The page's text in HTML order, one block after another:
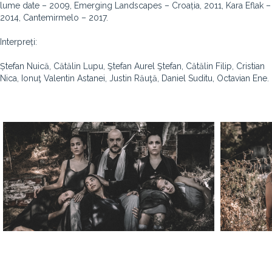
lume date – 2009, Emerging Landscapes – Croația, 2011, Kara Eflak –
2014, Cantemirmelo – 2017.
Interpreți:
Ștefan Nuică, Cătălin Lupu, Ştefan Aurel Ştefan, Cătălin Filip, Cristian
Nica, Ionuţ Valentin Astanei, Justin Răuţă, Daniel Suditu, Octavian Ene.